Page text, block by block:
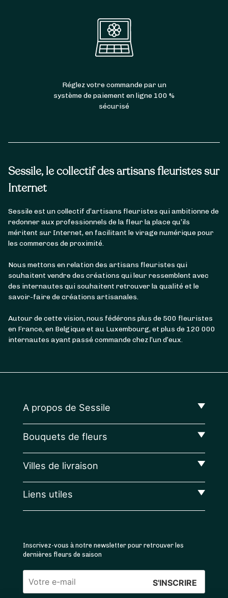
Sessile, le collectif des artisans fleuristes sur
Internet
Sessile est un collectif d’artisans fleuristes qui ambitionne de
redonner aux professionnels de la fleur la place qu’ils
méritent sur Internet, en facilitant le virage numérique pour
les commerces de proximité.
Nous mettons en relation des artisans fleuristes qui
souhaitent vendre des créations qui leur ressemblent avec
des internautes qui souhaitent retrouver la qualité et le
savoir-faire de créations artisanales.
Autour de cette vision, nous fédérons plus de 500 fleuristes
en France, en Belgique et au Luxembourg, et plus de 120 000
internautes ayant passé commande chez l’un d’eux.
Réglez votre commande par un
système de paiement en ligne 100 %
sécurisé
A propos de Sessile
Bouquets de fleurs
Villes de livraison
Liens utiles
Inscrivez-vous à notre newsletter pour retrouver les
dernières fleurs de saison